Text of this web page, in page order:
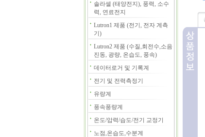
솔라셀 (태양전지), 풍력, 소수
력, 연료전지
Lutron1 제품 (전기, 전자 계측
기)
Lutron2 제품 (수질,회전수,소음
진동, 광량, 온습도, 풍속)
데이터로거 및 기록계
전기 및 전력측정기
유량계
풍속풍량계
온도/압력/습도/전기 교정기
노점,온습도,수분계